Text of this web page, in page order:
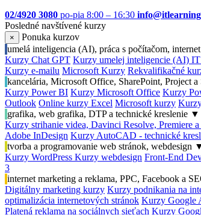
02/4920 3080 po-pia 8:00 – 16:30
Posledné navštívené kurzy
×
Ponuka kurzov
umelá inteligencia (AI), práca s počítačom,
Kurzy Chat GPT Kurzy umelej inteligencie (AI) IT
Kurzy e-mailu Microsoft Kurzy Rekvalifikačné
kancelária, Microsoft Office, SharePoint, Project a
Kurzy Power BI Kurzy Microsoft Office Kurzy
Outlook Online kurzy Excel Microsoft kurzy
grafika, web grafika, DTP a technické kreslenie ▼
Kurzy strihanie videa, Davinci Resolve, Premiere
Adobe InDesign Kurzy AutoCAD - technické
tvorba a programovanie web stránok, webdesign
Kurzy WordPress Kurzy webdesign Front-End
3
internet marketing a reklama, PPC, Facebook a
Digitálny marketing kurzy Kurzy podnikania na
optimalizácia internetových stránok Kurzy Google
Platená reklama na sociálnych sieťach Kurzy